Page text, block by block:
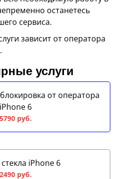
останетесь
сервиса.
зависит от оператора
услуги
от оператора
iPhone 6
5790 руб.
iPhone 6
2490 руб.